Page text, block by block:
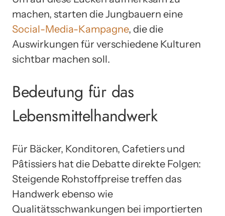
machen, starten die Jungbauern eine
Social-Media-Kampagne, die die
Auswirkungen für verschiedene Kulturen
sichtbar machen soll.
Bedeutung für das
Lebensmittelhandwerk
Für Bäcker, Konditoren, Cafetiers und
Pâtissiers hat die Debatte direkte Folgen:
Steigende Rohstoffpreise treffen das
Handwerk ebenso wie
Qualitätsschwankungen bei importierten